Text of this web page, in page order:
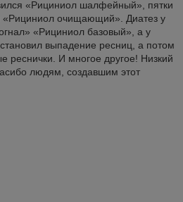
«Рициниол шалфейный», пятки
«Рициниол очищающий». Диатез у
«Рициниол базовый», а у
выпадение ресниц, а потом
реснички. И многое другое! Низкий
людям, создавшим этот